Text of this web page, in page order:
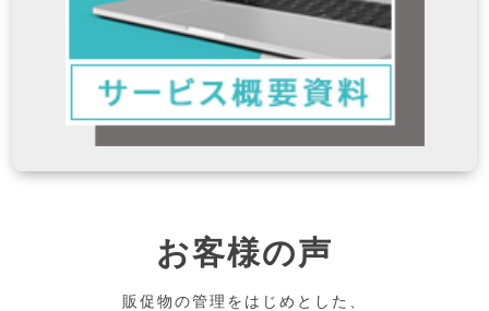
お客様の声
販促物の管理をはじめとした、